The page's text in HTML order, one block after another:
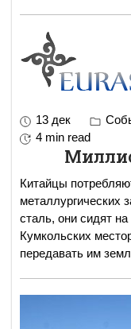
13 дек
4 min read
Китайцы
металлургических
сталь, они сидят
Кумкольских
передавать им